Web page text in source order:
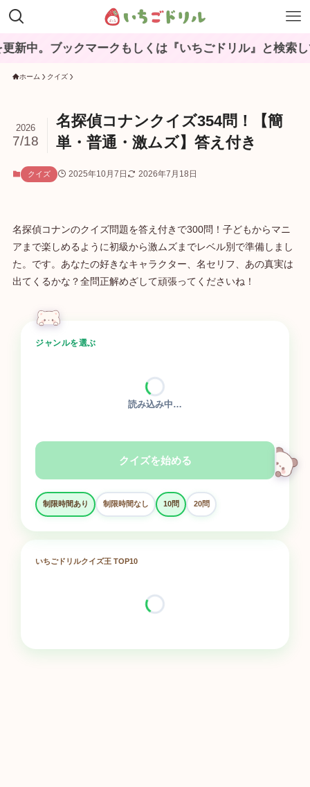
ックマークもしくは『いちごドリル』と検索してね♪
ホーム クイズ
名探偵コナンクイズ354問！【簡
単・普通・激ムズ】答え付き
2026
7/18
クイズ 2025年10月7日 2026年7月18日
名探偵コナンのクイズ問題を答え付きで300問！子どもからマニ
アまで楽しめるように初級から激ムズまでレベル別で準備しまし
た。です。あなたの好きなキャラクター、名セリフ、あの真実は
出てくるかな？全問正解めざして頑張ってくださいね！
ジャンルを選ぶ
読み込み中…
クイズを始める
制限時間あり 制限時間なし 10問 20問
いちごドリルクイズ王 TOP10